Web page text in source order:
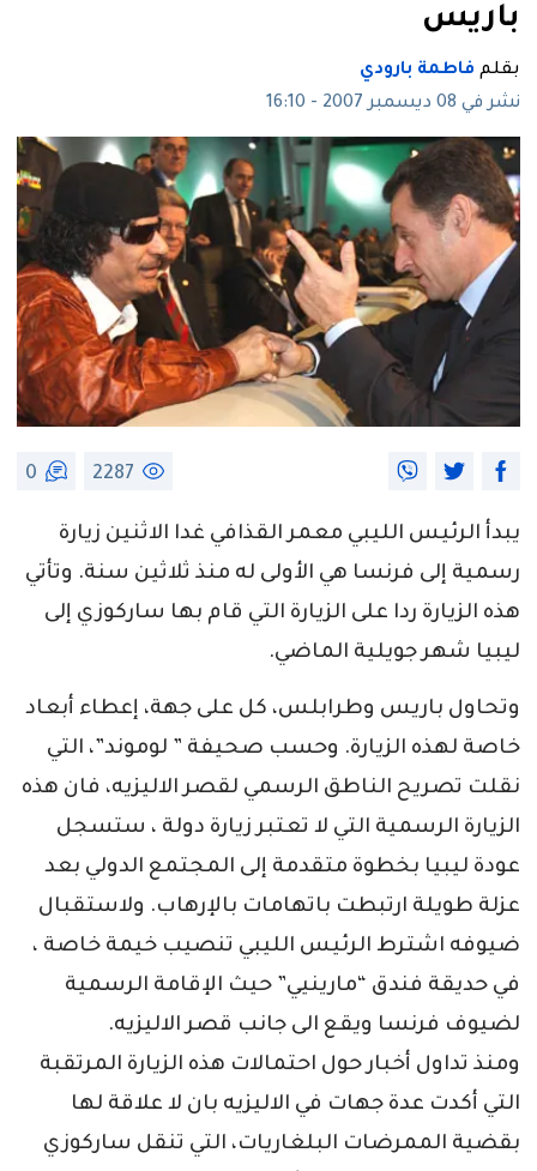
باريس
بقلم فاطمة بارودي
نشر في 08 ديسمبر 2007 - 16:10
2287
0
يبدأ الرئيس الليبي معمر القذافي غدا الاثنين زيارة
رسمية إلى فرنسا هي الأولى له منذ ثلاثين سنة. وتأتي
هذه الزيارة ردا على الزيارة التي قام بها ساركوزي إلى
ليبيا شهر جويلية الماضي.
وتحاول باريس وطرابلس، كل على جهة، إعطاء أبعاد
خاصة لهذه الزيارة. وحسب صحيفة ” لوموند”، التي
نقلت تصريح الناطق الرسمي لقصر الاليزيه، فان هذه
الزيارة الرسمية التي لا تعتبر زيارة دولة ، ستسجل
عودة ليبيا بخطوة متقدمة إلى المجتمع الدولي بعد
عزلة طويلة ارتبطت باتهامات بالإرهاب. ولاستقبال
ضيوفه اشترط الرئيس الليبي تنصيب خيمة خاصة ،
في حديقة فندق “مارينيي” حيث الإقامة الرسمية
لضيوف فرنسا ويقع الى جانب قصر الاليزيه.
ومنذ تداول أخبار حول احتمالات هذه الزيارة المرتقبة
التي أكدت عدة جهات في الاليزيه بان لا علاقة لها
بقضية الممرضات البلغاريات، التي تنقل ساركوزي